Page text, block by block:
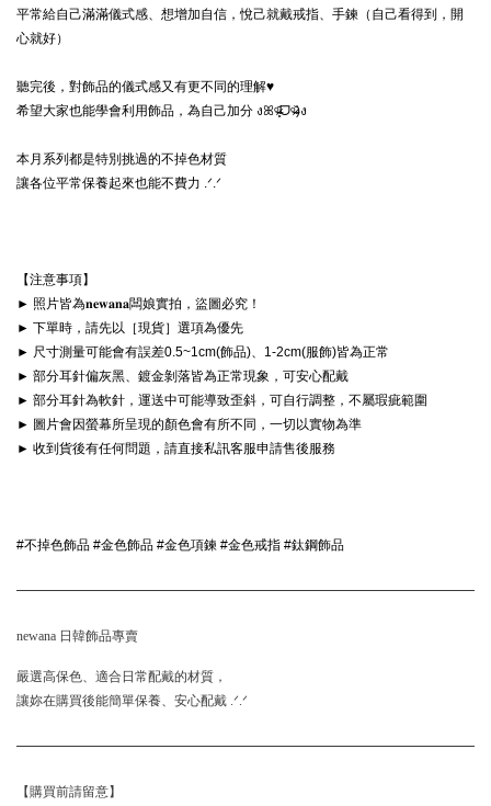
平常給自己滿滿儀式感、想增加自信，悅己就戴戒指、手鍊（自己看得到，開
心就好）
聽完後，對飾品的儀式感又有更不同的理解♥
希望大家也能學會利用飾品，為自己加分 งꕤᵒ̴̶̷͈᷄ᗜᵒ̴̶̷᷅)ง
本月系列都是特別挑過的不掉色材質
【注意事項】
► 照片皆為𝐧𝐞𝐰𝐚𝐧𝐚闆娘實拍，盜圖必究！
► 下單時，請先以［現貨］選項為優先
► 尺寸測量可能會有誤差0.5~1cm(飾品)、1-2cm(服飾)皆為正常
► 部分耳針偏灰黑、鍍金剝落皆為正常現象，可安心配戴
► 部分耳針為軟針，運送中可能導致歪斜，可自行調整，不屬瑕疵範圍
► 圖片會因螢幕所呈現的顏色會有所不同，一切以實物為準
► 收到貨後有任何問題，請直接私訊客服申請售後服務
#不掉色飾品 #金色飾品 #金色項鍊 #金色戒指 #鈦鋼飾品
newana 日韓飾品專賣
嚴選高保色、適合日常配戴的材質，
讓妳在購買後能簡單保養、安心配戴 .ᐟ.ᐟ
【購買前請留意】